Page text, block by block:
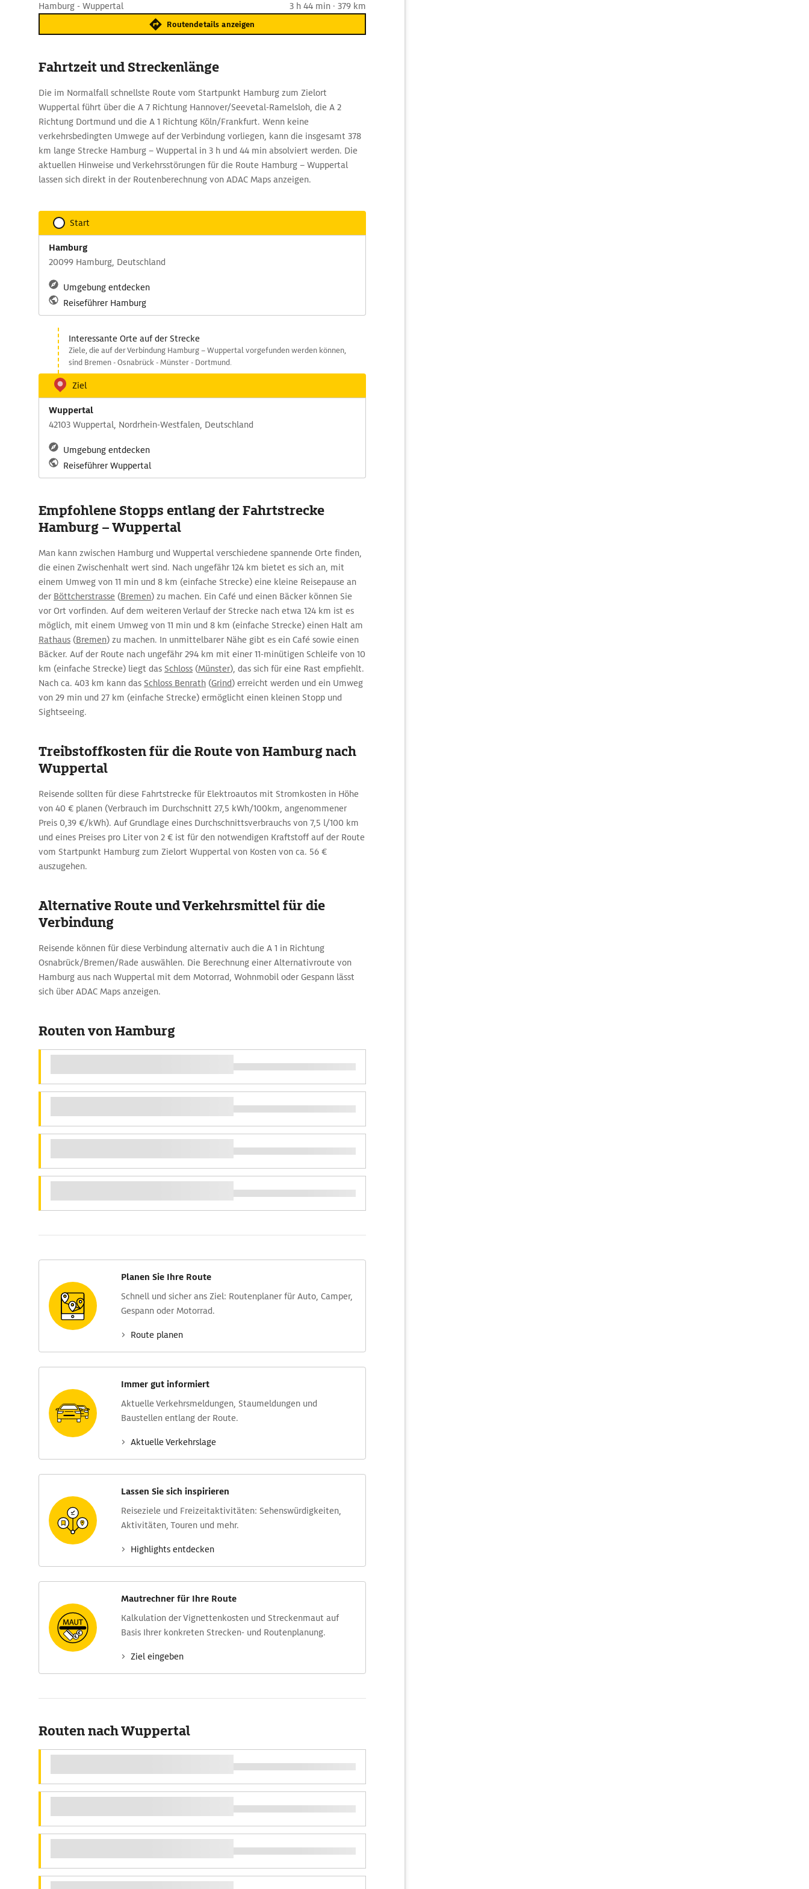
Hamburg - Wuppertal 3 h 44 min · 379 km
Routendetails anzeigen
Fahrtzeit und Streckenlänge
Die im Normalfall schnellste Route vom Startpunkt Hamburg zum Zielort
Wuppertal führt über die A 7 Richtung Hannover/Seevetal-Ramelsloh, die A 2
Richtung Dortmund und die A 1 Richtung Köln/Frankfurt. Wenn keine
verkehrsbedingten Umwege auf der Verbindung vorliegen, kann die insgesamt 378
km lange Strecke Hamburg – Wuppertal in 3 h und 44 min absolviert werden. Die
aktuellen Hinweise und Verkehrsstörungen für die Route Hamburg – Wuppertal
lassen sich direkt in der Routenberechnung von ADAC Maps anzeigen.
Start
Hamburg
20099 Hamburg, Deutschland
Umgebung entdecken
Reiseführer Hamburg
Interessante Orte auf der Strecke
Ziele, die auf der Verbindung Hamburg – Wuppertal vorgefunden werden können,
sind Bremen - Osnabrück - Münster - Dortmund.
Ziel
Wuppertal
42103 Wuppertal, Nordrhein-Westfalen, Deutschland
Umgebung entdecken
Reiseführer Wuppertal
Empfohlene Stopps entlang der Fahrtstrecke
Hamburg – Wuppertal
Man kann zwischen Hamburg und Wuppertal verschiedene spannende Orte finden,
die einen Zwischenhalt wert sind. Nach ungefähr 124 km bietet es sich an, mit
einem Umweg von 11 min und 8 km (einfache Strecke) eine kleine Reisepause an
der Böttcherstrasse (Bremen) zu machen. Ein Café und einen Bäcker können Sie
vor Ort vorfinden. Auf dem weiteren Verlauf der Strecke nach etwa 124 km ist es
möglich, mit einem Umweg von 11 min und 8 km (einfache Strecke) einen Halt am
Rathaus (Bremen) zu machen. In unmittelbarer Nähe gibt es ein Café sowie einen
Bäcker. Auf der Route nach ungefähr 294 km mit einer 11-minütigen Schleife von 10
km (einfache Strecke) liegt das Schloss (Münster), das sich für eine Rast empfiehlt.
Nach ca. 403 km kann das Schloss Benrath (Grind) erreicht werden und ein Umweg
von 29 min und 27 km (einfache Strecke) ermöglicht einen kleinen Stopp und
Sightseeing.
Treibstoffkosten für die Route von Hamburg nach
Wuppertal
Reisende sollten für diese Fahrtstrecke für Elektroautos mit Stromkosten in Höhe
von 40 € planen (Verbrauch im Durchschnitt 27,5 kWh/100km, angenommener
Preis 0,39 €/kWh). Auf Grundlage eines Durchschnittsverbrauchs von 7,5 l/100 km
und eines Preises pro Liter von 2 € ist für den notwendigen Kraftstoff auf der Route
vom Startpunkt Hamburg zum Zielort Wuppertal von Kosten von ca. 56 €
auszugehen.
Alternative Route und Verkehrsmittel für die
Verbindung
Reisende können für diese Verbindung alternativ auch die A 1 in Richtung
Osnabrück/Bremen/Rade auswählen. Die Berechnung einer Alternativroute von
Hamburg aus nach Wuppertal mit dem Motorrad, Wohnmobil oder Gespann lässt
sich über ADAC Maps anzeigen.
Routen von Hamburg
Planen Sie Ihre Route
Schnell und sicher ans Ziel: Routen­planer für Auto, Camper,
Gespann oder Motorrad.
Route planen
Immer gut informiert
Aktuelle Verkehrs­meldungen, Stau­meldungen und
Baustellen entlang der Route.
Aktuelle Verkehrs­lage
Lassen Sie sich inspirieren
Reise­ziele und Freizeit­aktivitäten: Sehens­würdig­keiten,
Aktivitäten, Touren und mehr.
Highlights entdecken
Mautrechner für Ihre Route
Kalkulation der Vignettenkosten und Streckenmaut auf
Basis Ihrer konkreten Strecken- und Routenplanung.
Ziel eingeben
Routen nach Wuppertal